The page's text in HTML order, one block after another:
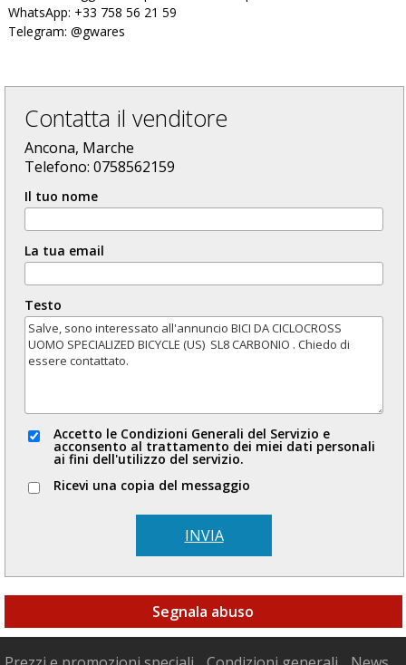
WhatsApp: +33 758 56 21 59
Telegram: @gwares
Contatta il venditore
Ancona, Marche
Telefono: 0758562159
Il tuo nome
La tua email
Testo
Accetto le Condizioni Generali del Servizio e
acconsento al trattamento dei miei dati personali
ai fini dell'utilizzo del servizio.
Ricevi una copia del messaggio
INVIA
Segnala abuso